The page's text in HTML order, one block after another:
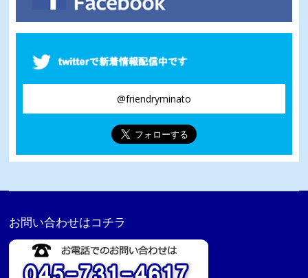
@friendryminato
お問い合わせはコチラ